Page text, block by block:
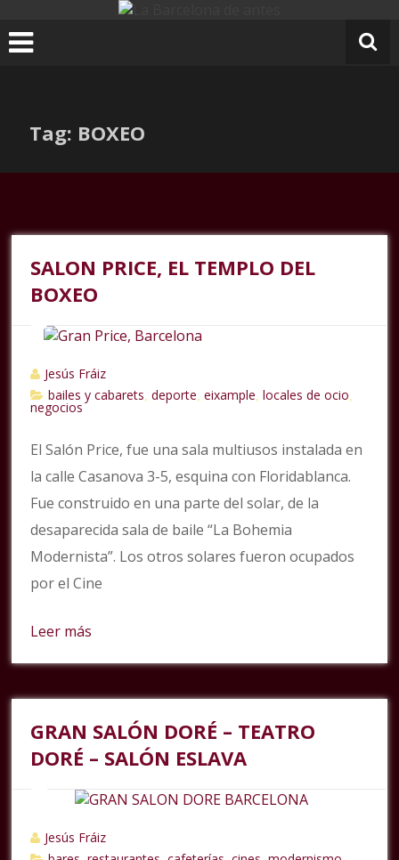
al
contenido
Tag: BOXEO
SALON PRICE, EL TEMPLO DEL
BOXEO
Jesús Fráiz
bailes y cabarets
,deporte ,eixample locales de ocio
negocios
El Salón Price, fue una sala multiusos instalada en
la calle Casanova 3-5, esquina con Floridablanca.
Fue construido en una parte del solar, de la
desaparecida sala de baile “La Bohemia
Modernista”. Los otros solares fueron ocupados
por el Cine
Leer más
GRAN SALÓN DORÉ – TEATRO
DORÉ – SALÓN ESLAVA
Jesús Fráiz